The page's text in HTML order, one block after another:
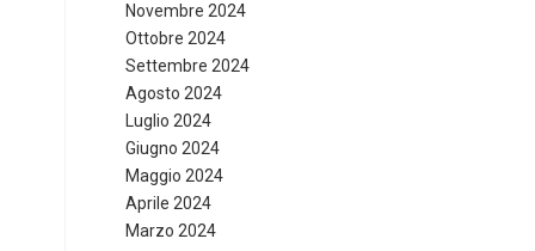
Novembre 2024
Ottobre 2024
Settembre 2024
Agosto 2024
Luglio 2024
Giugno 2024
Maggio 2024
Aprile 2024
Marzo 2024